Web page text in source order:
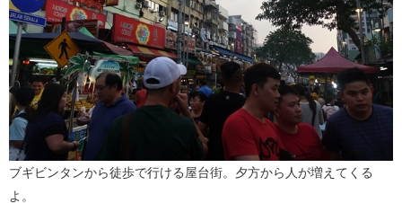
ブギビンタンから徒歩で行ける屋台街。夕方から人が増えてくる
よ。